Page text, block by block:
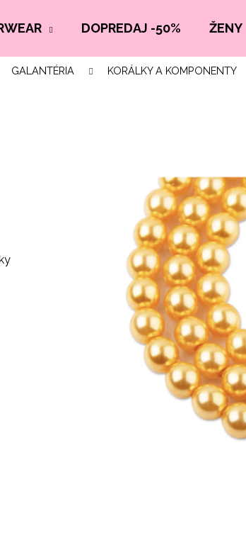
DOPREDAJ -50% ŽENY
GALANTÉRIA KORÁLKY A KOMPONENTY